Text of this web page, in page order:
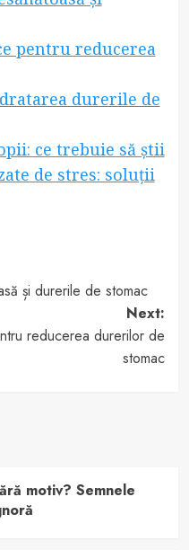
pentru reducerea
durerile de
ce trebuie să știi
de stres: soluții
și durerile de stomac
Next:
reducerea durerilor de
stomac
motiv? Semnele